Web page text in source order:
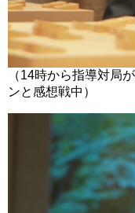
（14時から指導対局
ンと感想戦中）